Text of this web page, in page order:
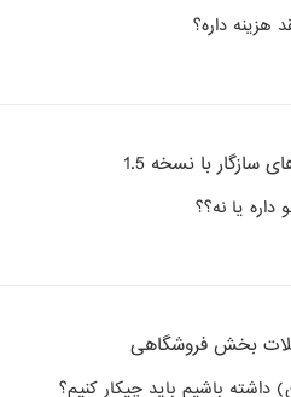
داره؟
سازگار با نسخه 1.5
یا نه؟؟
بخش فروشگاهی
باشیم باید چیکار کنیم؟